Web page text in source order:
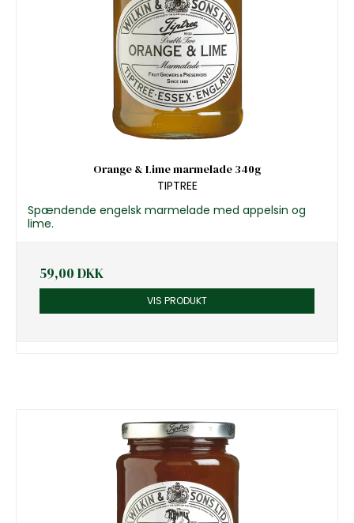
Orange & Lime marmelade 340g
TIPTREE
Spændende engelsk marmelade med appelsin og
lime.
59,00 DKK
VIS PRODUKT